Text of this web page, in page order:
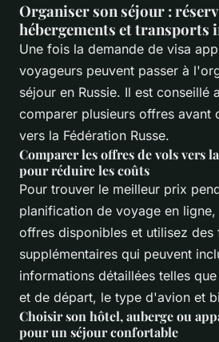
Organiser son séjour :
hébergements et transports
Une fois la demande de visa
voyageurs peuvent passer à
séjour en Russie. Il est conseillé
comparer plusieurs offres avant
vers la Fédération Russe.
Comparer les offres de vols vers
pour réduire les coûts
Pour trouver le meilleur prix
planification de voyage en
offres disponibles et utilisez des
supplémentaires qui peuvent
informations détaillées telles
et de départ, le type d'avion et
Choisir son hôtel, auberge ou
pour un séjour confortable